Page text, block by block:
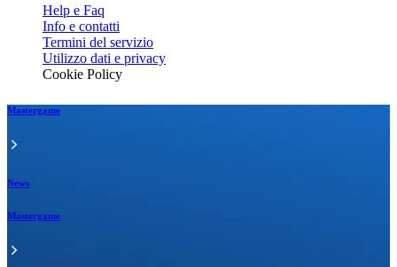
Help e Faq
Info e contatti
Termini del servizio
Utilizzo dati e privacy
Cookie Policy
Mastergame
News
Mastergame